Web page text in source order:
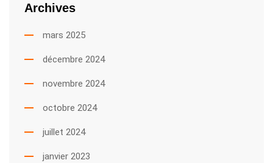
Archives
mars 2025
décembre 2024
novembre 2024
octobre 2024
juillet 2024
janvier 2023